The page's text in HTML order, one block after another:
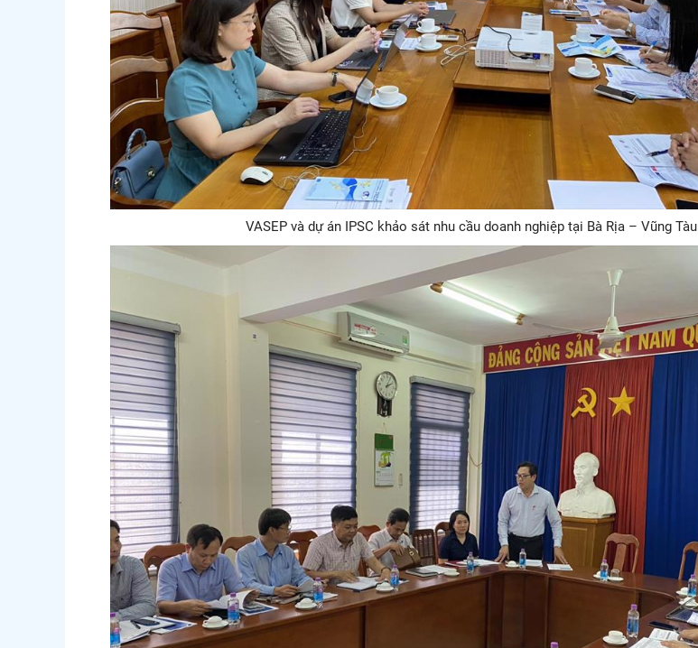
VASEP và dự án IPSC khảo sát nhu cầu doanh nghiệp tại Bà Rịa – Vũng Tàu